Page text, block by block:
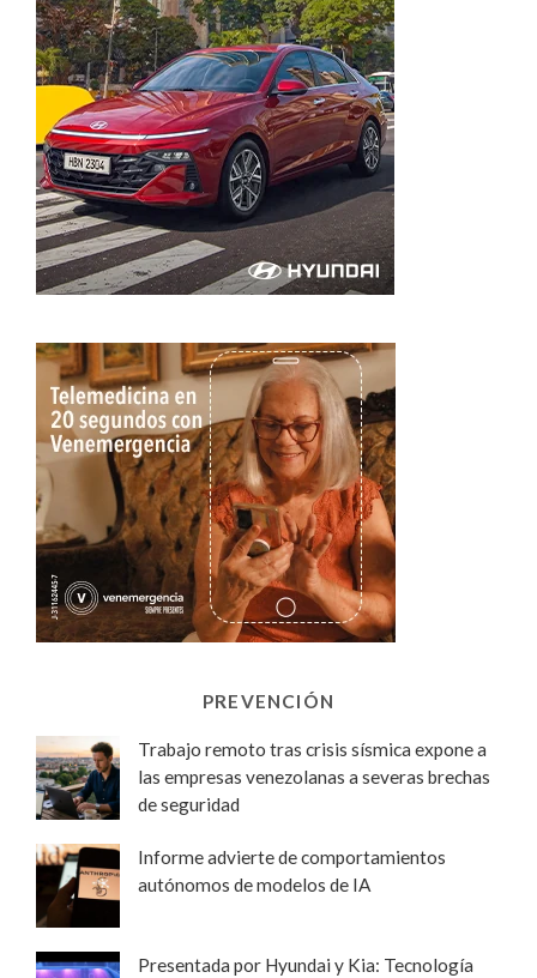
PREVENCIÓN
Trabajo remoto tras crisis sísmica expone a
las empresas venezolanas a severas brechas
de seguridad
Informe advierte de comportamientos
autónomos de modelos de IA
Presentada por Hyundai y Kia: Tecnología